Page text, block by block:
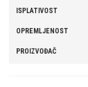
ISPLATIVOST
OPREMLJENOST
PROIZVOĐAČ